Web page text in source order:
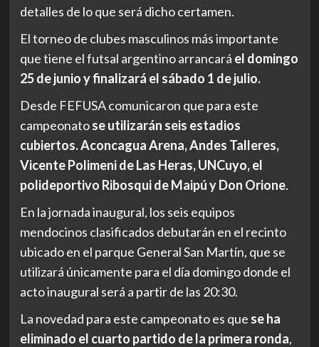
detalles de lo que será dicho certamen.
El torneo de clubes masculinos más importante
que tiene el futsal argentino arrancará el domingo
25 de junio y finalizará el sábado 1 de julio.
Desde FEFUSA comunicaron que para este
campeonatose utilizarán seis estadios
cubiertos.Aconcagua Arena, Andes Talleres,
Vicente Polimeni de Las Heras, UNCuyo, el
polideportivo Ribosqui de Maipú y Don Orione.
En la jornada inaugural, los seis equipos
mendocinos clasificados debutarán en el recinto
ubicado en el parque General San Martín, que se
utilizará únicamente para el día domingo donde el
acto inaugural será a partir de las 20:30.
La novedad para este campeonato es que se ha
eliminado el cuarto partido de la primera ronda,